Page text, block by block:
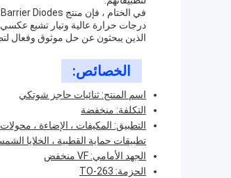
الذين يبحثون عن حل موثوق وفعال
الخصائص:
اسم المنتج: ثنائيات حاجز شوتكي
التكلفة: منخفضة
تطبيقات حماية القطبية ، الخلايا
الجهد الأمامي: VF منخفض
الحزمة: TO-263